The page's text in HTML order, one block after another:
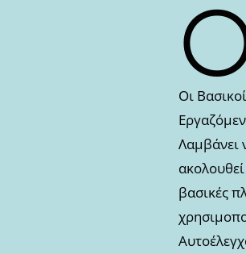
Οι
Λαμβάνει
βασικές